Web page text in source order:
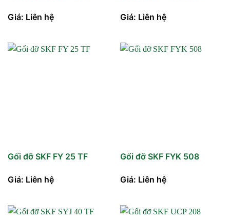
Giá: Liên hệ Giá: Liên hệ
Gối đỡ SKF FY 25 TF
Giá: Liên hệ
Gối đỡ SKF FYK 508
Giá: Liên hệ